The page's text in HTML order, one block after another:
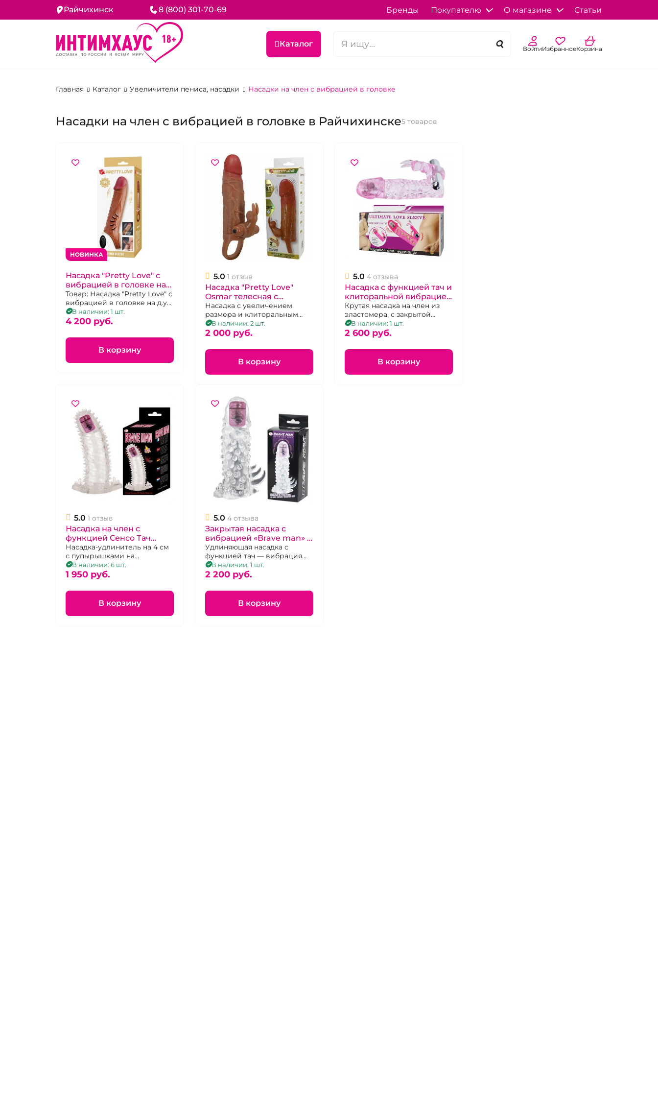
Райчихинск 8 (800) 301-70-69 Бренды Покупателю О магазине Статьи
Каталог ВойтиИзбранноеКорзина
Главная Каталог Увеличители пениса, насадки Насадки на член с вибрацией в головке
Насадки на член с вибрацией в головке в Райчихинске5 товаров
НОВИНКА
Насадка "Pretty Love" с
вибрацией в головке на
д.у пульте
Товар: Насадка "Pretty Love" с
вибрацией в головке на д.у
пульте
В наличии: 1 шт.
4 200 pуб.
В корзину
5.0 1 отзыв
Насадка "Pretty Love"
Osmar телесная с
клиторальным
стимулятором
Насадка с увеличением
размера и клиторальным
стимулятором с вибрацией.
В наличии: 2 шт.
2 000 pуб.
В корзину
5.0 4 отзыва
Насадка с функцией тач и
клиторальной вибрацией
«Ultimate» Сенсо Тач
Крутая насадка на член из
эластомера, с закрытой
головкой, два вибратора
В наличии: 1 шт.
2 600 pуб.
В корзину
5.0 1 отзыв
Насадка на член с
функцией Сенсо Тач
"Brave Nan" с вибрацией
в головке
Насадка-удлинитель на 4 см
с пупырышками на
поверхности
В наличии: 6 шт.
1 950 pуб.
В корзину
5.0 4 отзыва
Закрытая насадка с
вибрацией «Brave man» с
функцией Сенсо Тач
Удлиняющая насадка с
функцией тач — вибрация
при нажиме
В наличии: 1 шт.
2 200 pуб.
В корзину